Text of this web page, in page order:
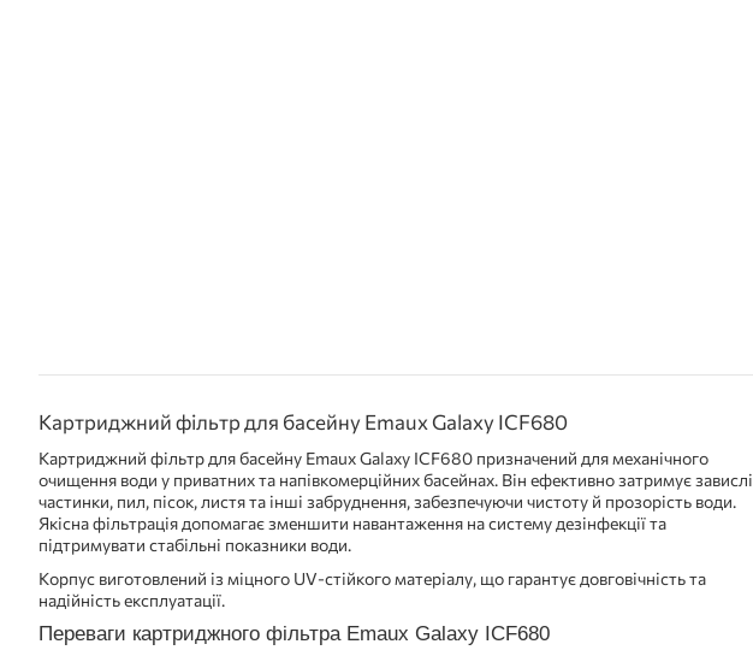
Картриджний фільтр для басейну Emaux Galaxy ICF680
Картриджний фільтр для басейну Emaux Galaxy ICF680 призначений для механічного
очищення води у приватних та напівкомерційних басейнах. Він ефективно затримує завислі
частинки, пил, пісок, листя та інші забруднення, забезпечуючи чистоту й прозорість води.
Якісна фільтрація допомагає зменшити навантаження на систему дезінфекції та
підтримувати стабільні показники води.
Корпус виготовлений із міцного UV-стійкого матеріалу, що гарантує довговічність та
надійність експлуатації.
Переваги картриджного фільтра Emaux Galaxy ICF680